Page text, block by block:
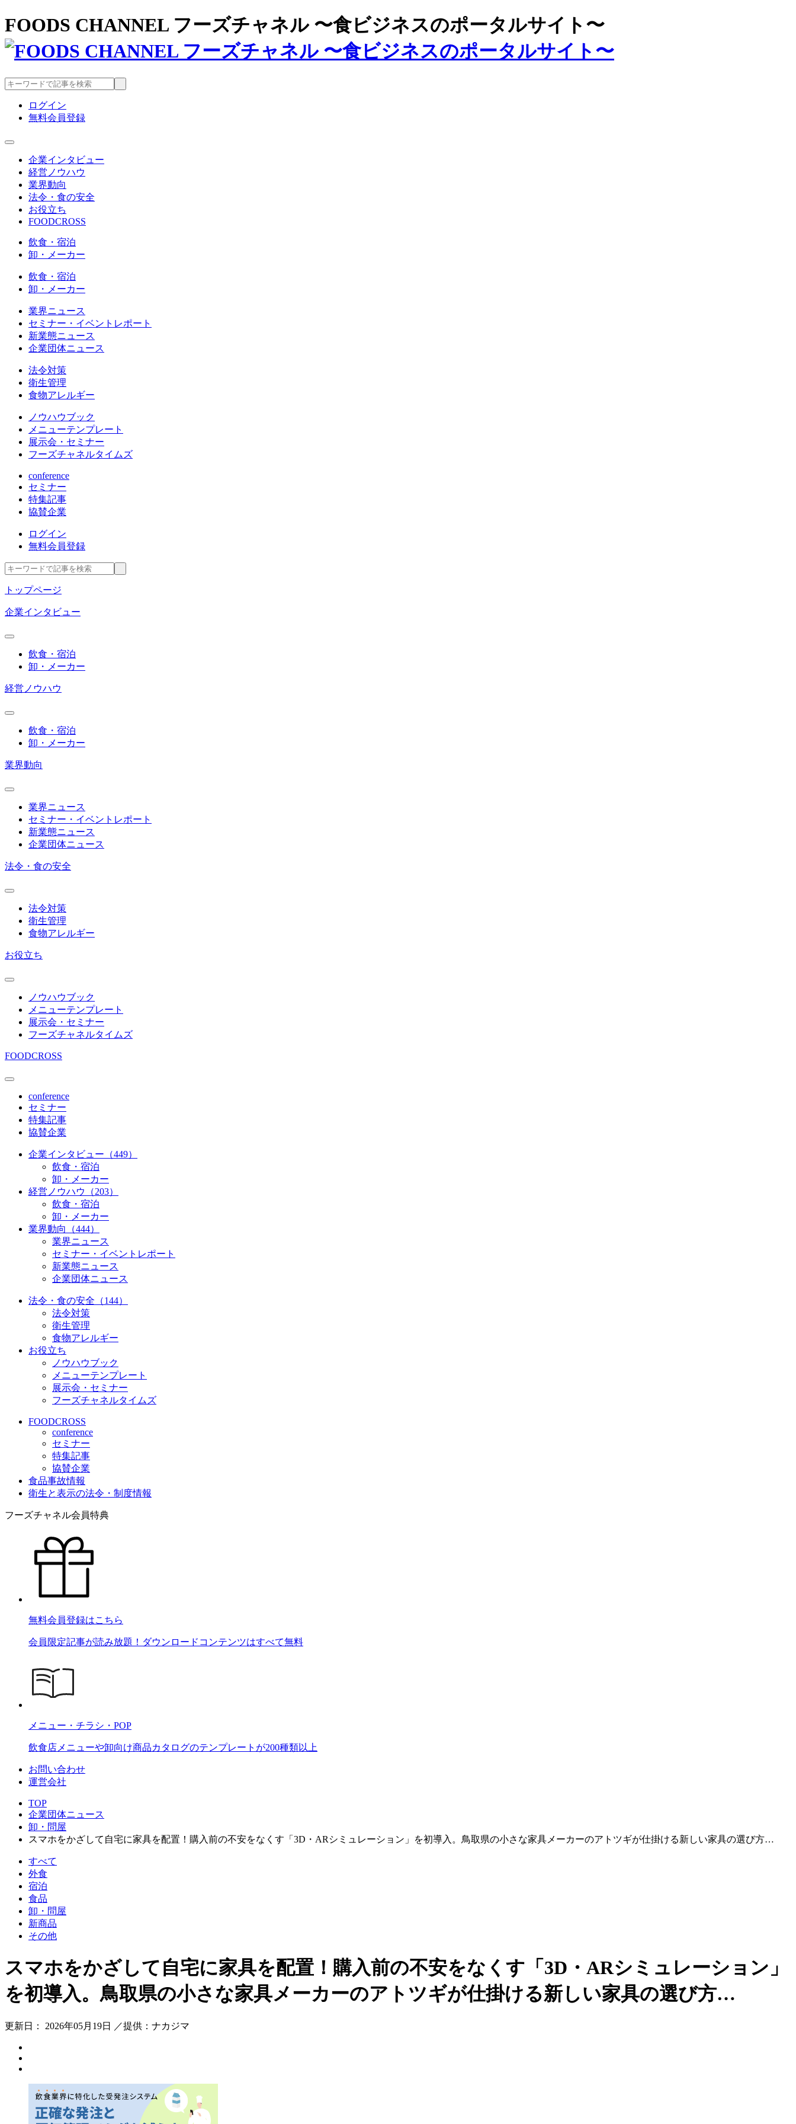
FOODS CHANNEL フーズチャネル 〜食ビジネスのポータルサイト〜
ログイン
無料会員登録
企業インタビュー
経営ノウハウ
業界動向
法令・食の安全
お役立ち
FOODCROSS
飲食・宿泊
卸・メーカー
飲食・宿泊
卸・メーカー
業界ニュース
セミナー・イベントレポート
新業態ニュース
企業団体ニュース
法令対策
衛生管理
食物アレルギー
ノウハウブック
メニューテンプレート
展示会・セミナー
フーズチャネルタイムズ
conference
セミナー
特集記事
協賛企業
ログイン
無料会員登録
トップページ
企業インタビュー
飲食・宿泊
卸・メーカー
経営ノウハウ
飲食・宿泊
卸・メーカー
業界動向
業界ニュース
セミナー・イベントレポート
新業態ニュース
企業団体ニュース
法令・食の安全
法令対策
衛生管理
食物アレルギー
お役立ち
ノウハウブック
メニューテンプレート
展示会・セミナー
フーズチャネルタイムズ
FOODCROSS
conference
セミナー
特集記事
協賛企業
企業インタビュー（449）
飲食・宿泊
卸・メーカー
経営ノウハウ（203）
飲食・宿泊
卸・メーカー
業界動向（444）
業界ニュース
セミナー・イベントレポート
新業態ニュース
企業団体ニュース
法令・食の安全（144）
法令対策
衛生管理
食物アレルギー
お役立ち
ノウハウブック
メニューテンプレート
展示会・セミナー
フーズチャネルタイムズ
FOODCROSS
conference
セミナー
特集記事
協賛企業
食品事故情報
衛生と表示の法令・制度情報
フーズチャネル会員特典
無料会員登録はこちら
会員限定記事が読み放題！ダウンロードコンテンツはすべて無料
メニュー・チラシ・POP
飲食店メニューや卸向け商品カタログのテンプレートが200種類以上
お問い合わせ
運営会社
TOP
企業団体ニュース
卸・問屋
スマホをかざして自宅に家具を配置！購入前の不安をなくす「3D・ARシミュレーション」を初導入。鳥取県の小さな家具メーカーのアトツギが仕掛ける新しい家具の選び方…
すべて
外食
宿泊
食品
卸・問屋
新商品
その他
スマホをかざして自宅に家具を配置！購入前の不安をなくす「3D・ARシミュレーション」
を初導入。鳥取県の小さな家具メーカーのアトツギが仕掛ける新しい家具の選び方…
更新日： 2026年05月19日 ／提供：ナカジマ